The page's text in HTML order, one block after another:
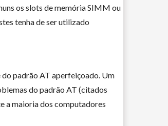
os slots de memória SIMM ou
tenha de ser utilizado
do padrão AT aperfeiçoado. Um
do padrão AT (citados
a maioria dos computadores